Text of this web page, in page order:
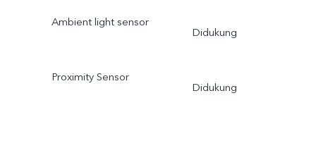
Ambient light sensor
Didukung
Proximity Sensor
Didukung